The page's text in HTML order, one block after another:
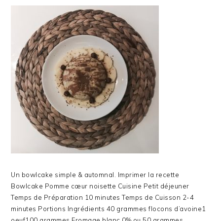
Un bowlcake simple & automnal. Imprimer la recette
Bowlcake Pomme cœur noisette Cuisine Petit déjeuner
Temps de Préparation 10 minutes Temps de Cuisson 2-4
minutes Portions Ingrédients 40 grammes flocons d’avoine1